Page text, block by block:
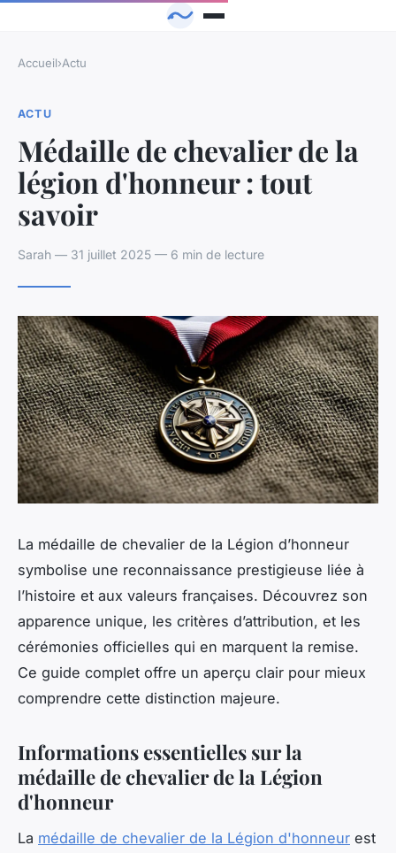
Accueil›Actu
ACTU
Médaille de chevalier de la
légion d'honneur : tout
savoir
Sarah — 31 juillet 2025 — 6 min de lecture
La médaille de chevalier de la Légion d’honneur
symbolise une reconnaissance prestigieuse liée à
l’histoire et aux valeurs françaises. Découvrez son
apparence unique, les critères d’attribution, et les
cérémonies officielles qui en marquent la remise.
Ce guide complet offre un aperçu clair pour mieux
comprendre cette distinction majeure.
Informations essentielles sur la
médaille de chevalier de la Légion
d'honneur
La médaille de chevalier de la Légion d'honneur est